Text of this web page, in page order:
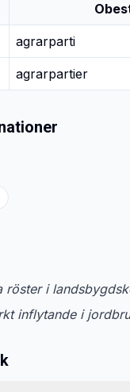
agrarparti
agrarpartier
röster i
inflytande i